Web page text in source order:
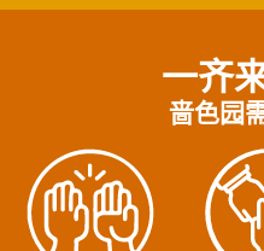
一齐
啬色园